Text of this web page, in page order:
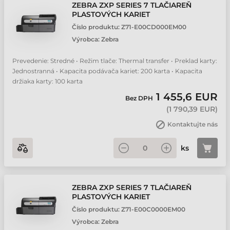
ZEBRA ZXP SERIES 7 TLAČIAREŇ
PLASTOVÝCH KARIET
Číslo produktu: Z71-E00CD000EM00
Výrobca: Zebra
Prevedenie: Stredné • Režim tlače: Thermal transfer • Preklad karty:
Jednostranná • Kapacita podávača kariet: 200 karta • Kapacita
držiaka karty: 100 karta
Bez DPH 1 455,6 EUR
(1 790,39 EUR)
Kontaktujte nás
ks
ZEBRA ZXP SERIES 7 TLAČIAREŇ
PLASTOVÝCH KARIET
Číslo produktu: Z71-E00C0000EM00
Výrobca: Zebra